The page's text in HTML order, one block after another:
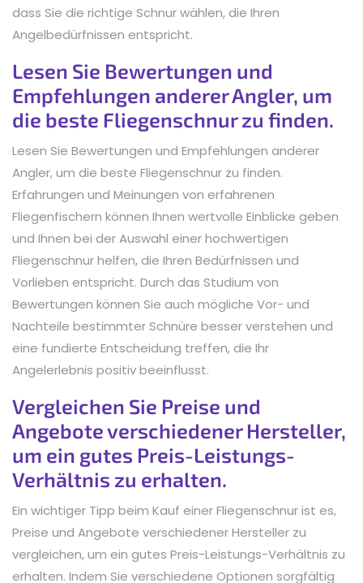
dass Sie die richtige Schnur wählen, die Ihren
Angelbedürfnissen entspricht.
Lesen Sie Bewertungen und
Empfehlungen anderer Angler, um
die beste Fliegenschnur zu finden.
Lesen Sie Bewertungen und Empfehlungen anderer
Angler, um die beste Fliegenschnur zu finden.
Erfahrungen und Meinungen von erfahrenen
Fliegenfischern können Ihnen wertvolle Einblicke geben
und Ihnen bei der Auswahl einer hochwertigen
Fliegenschnur helfen, die Ihren Bedürfnissen und
Vorlieben entspricht. Durch das Studium von
Bewertungen können Sie auch mögliche Vor- und
Nachteile bestimmter Schnüre besser verstehen und
eine fundierte Entscheidung treffen, die Ihr
Angelerlebnis positiv beeinflusst.
Vergleichen Sie Preise und
Angebote verschiedener Hersteller,
um ein gutes Preis-Leistungs-
Verhältnis zu erhalten.
Ein wichtiger Tipp beim Kauf einer Fliegenschnur ist es,
Preise und Angebote verschiedener Hersteller zu
vergleichen, um ein gutes Preis-Leistungs-Verhältnis zu
erhalten. Indem Sie verschiedene Optionen sorgfältig